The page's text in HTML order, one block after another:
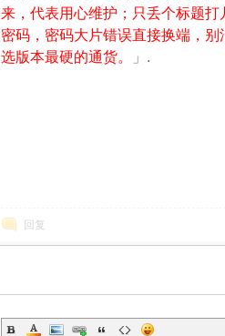
来，代表用心维护；只丢个标题
密码，密码大片错误直接换端，
选版本最硬的通货。
」.
回复